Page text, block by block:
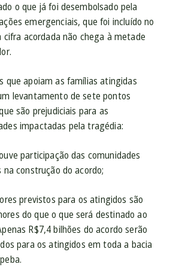
o que já foi desembolsado pela
emergenciais, que foi incluído no
cifra acordada não chega à metade
que apoiam as famílias atingidas
levantamento de sete pontos
são prejudiciais para as
impactadas pela tragédia:
participação das comunidades
construção do acordo;
previstos para os atingidos são
do que o que será destinado ao
R$7,4 bilhões do acordo serão
para os atingidos em toda a bacia